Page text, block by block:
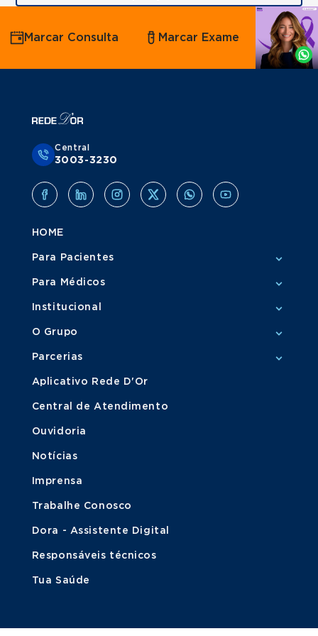
Agende
por
Whatsapp
Marcar Consulta Marcar Exame
Central
3003-3230
HOME
Para Pacientes
Para Médicos
Institucional
O Grupo
Parcerias
Aplicativo Rede D'Or
Central de Atendimento
Ouvidoria
Notícias
Imprensa
Trabalhe Conosco
Dora - Assistente Digital
Responsáveis técnicos
Tua Saúde